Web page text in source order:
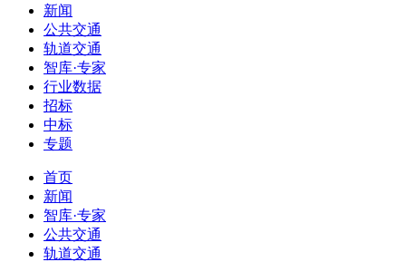
新闻
公共交通
轨道交通
智库·专家
行业数据
招标
中标
专题
首页
新闻
智库·专家
公共交通
轨道交通